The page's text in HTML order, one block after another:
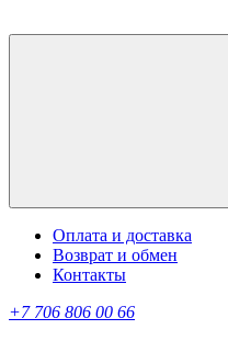
Оплата и доставка
Возврат и обмен
Контакты
+7 706 806 00 66